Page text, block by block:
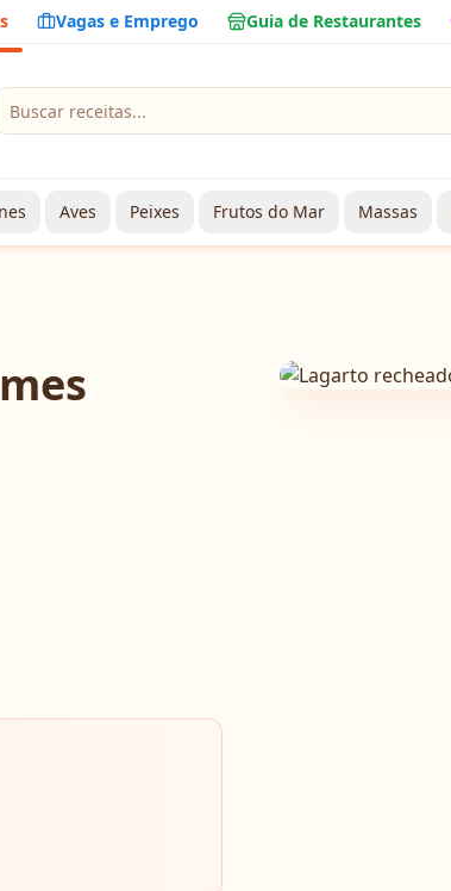
Vagas e Emprego Guia de Restaurantes
Aves Peixes Frutos do Mar Massas